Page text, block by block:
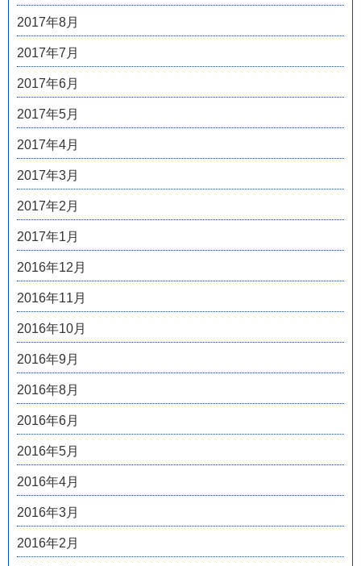
2017年8月
2017年7月
2017年6月
2017年5月
2017年4月
2017年3月
2017年2月
2017年1月
2016年12月
2016年11月
2016年10月
2016年9月
2016年8月
2016年6月
2016年5月
2016年4月
2016年3月
2016年2月